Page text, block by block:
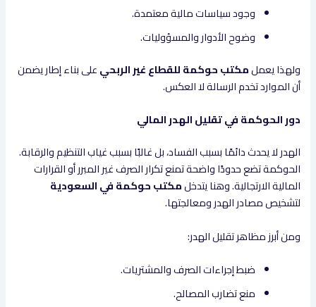
وجود سياسات مالية معتمدة.
وضوح الأدوار والمسؤوليات.
ولهذا يعملمكتب حوكمة للقطاع غير الربحيعلى بناء إطار يضمن
أن الموارد تخدم الرسالة لا العكس.
دور الحوكمة في تقليل الهدر المالي
الهدر لا يحدث دائمًا بسبب الفساد، بل غالبًا بسبب غياب التنظيم والرقابة.
الحوكمة تضع حدودًا واضحة تمنع تكرار الصرف غير المبرر أو القرارات
المالية الارتجالية. وهنا يتدخلمكتب حوكمة في السعودية
لتشخيص مصادر الهدر ومعالجتها.
ومن أبرز مظاهر تقليل الهدر:
ضبط إجراءات الصرف والمشتريات.
منع تضارب المصالح.